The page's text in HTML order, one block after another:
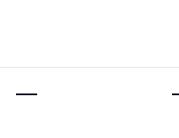
—